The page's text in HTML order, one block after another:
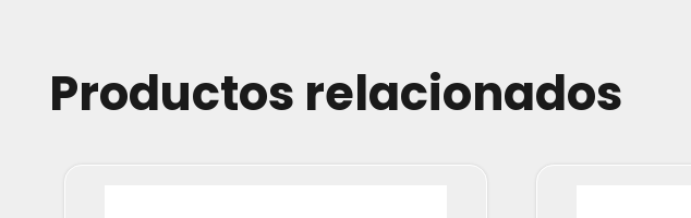
Productos relacionados